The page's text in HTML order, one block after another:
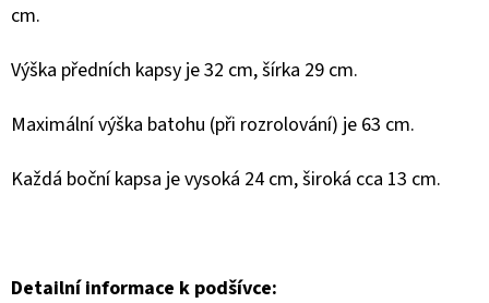
cm.
Výška předních kapsy je 32 cm, šírka 29 cm.
Maximální výška batohu (při rozrolování) je 63 cm.
Každá boční kapsa je vysoká 24 cm, široká cca 13 cm.
Detailní informace k podšívce: